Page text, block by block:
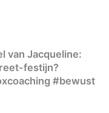
van Jacqueline:
festijn?
#bewust